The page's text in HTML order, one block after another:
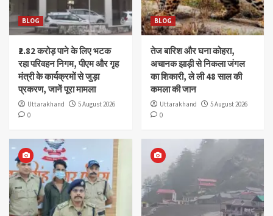
BLOG
₹2.82 करोड़ पाने के लिए भटक
रहा परिवहन निगम, पीएम और गृह
मंत्री के कार्यक्रमों से जुड़ा
प्रकरण, जानें पूरा मामला
Uttarakhand
5 August 2026
0
BLOG
तेज बारिश और घना कोहरा,
अचानक झाड़ी से निकला जंगल
का शिकारी, ले ली 48 साल की
कमला की जान
Uttarakhand
5 August 2026
0